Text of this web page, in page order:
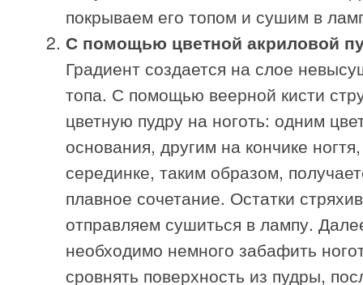
покрываем его топом и сушим в
С помощью цветной акриловой
Градиент создается на слое
топа. С помощью веерной кисти
цветную пудру на ноготь: одним
основания, другим на кончике
серединке, таким образом,
плавное сочетание. Остатки
отправляем сушиться в лампу.
необходимо немного забафить
сровнять поверхность из пудры,